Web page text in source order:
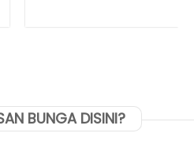
BUNGA DISINI?